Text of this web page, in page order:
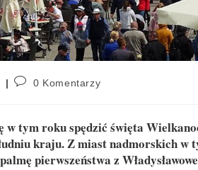
0 Komentarzy
tym roku spędzić święta
kraju. Z miast nadmorskich w
pierwszeństwa z